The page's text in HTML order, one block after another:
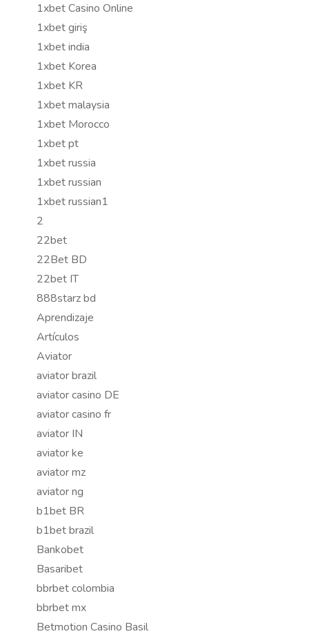
1xbet Casino Online
1xbet giriş
1xbet india
1xbet Korea
1xbet KR
1xbet malaysia
1xbet Morocco
1xbet pt
1xbet russia
1xbet russian
1xbet russian1
2
22bet
22Bet BD
22bet IT
888starz bd
Aprendizaje
Artículos
Aviator
aviator brazil
aviator casino DE
aviator casino fr
aviator IN
aviator ke
aviator mz
aviator ng
b1bet BR
b1bet brazil
Bankobet
Basaribet
bbrbet colombia
bbrbet mx
Betmotion Casino Basil